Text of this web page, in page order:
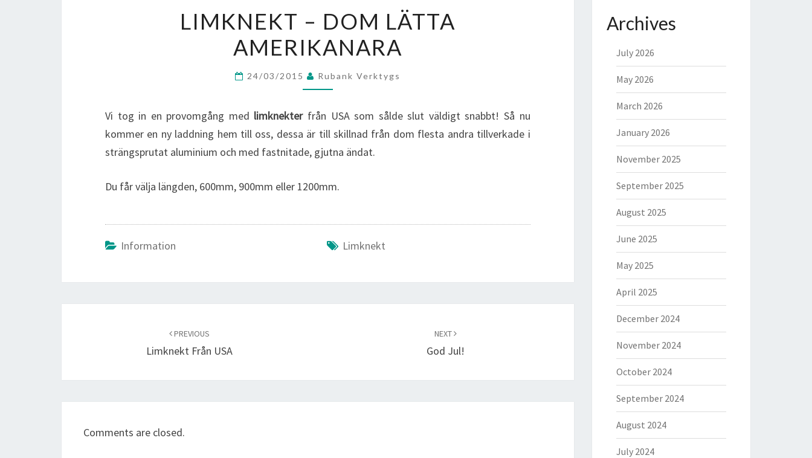
DOM
LÄTTA
AMERIKANARA
LIMKNEKT – DOM LÄTTA
AMERIKANARA
24/03/2015 Rubank Verktygs
Vi tog in en provomgång med limknekterfrån USA som sålde slut väldigt snabbt! Så nu
kommer en ny laddning hem till oss, dessa är till skillnad från dom flesta andra tillverkade i
strängsprutat aluminium och med fastnitade, gjutna ändat.
Du får välja längden, 600mm, 900mm eller 1200mm.
Information Limknekt
PREVIOUS
Limknekt Från USA
NEXT
God Jul!
Comments are closed.
Archives
July 2026
May 2026
March 2026
January 2026
November 2025
September 2025
August 2025
June 2025
May 2025
April 2025
December 2024
November 2024
October 2024
September 2024
August 2024
July 2024